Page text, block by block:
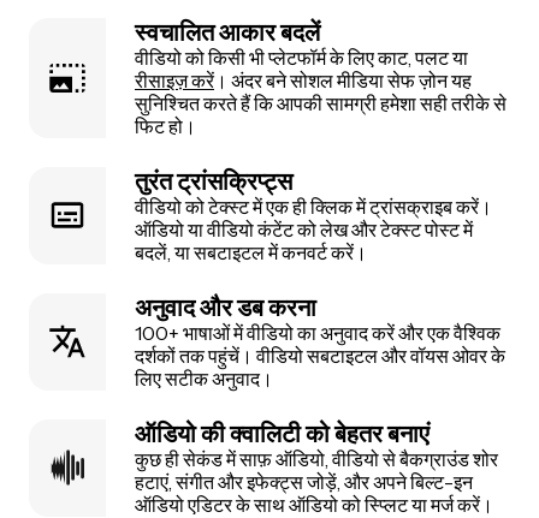
स्वचालित आकार बदलें
वीडियो को किसी भी प्लेटफॉर्म के लिए काट, पलट या
रीसाइज़ करें। अंदर बने सोशल मीडिया सेफ ज़ोन यह
सुनिश्चित करते हैं कि आपकी सामग्री हमेशा सही तरीके से
फिट हो।
तुरंत ट्रांसक्रिप्ट्स
वीडियो को टेक्स्ट में एक ही क्लिक में ट्रांसक्राइब करें।
ऑडियो या वीडियो कंटेंट को लेख और टेक्स्ट पोस्ट में
बदलें, या सबटाइटल में कनवर्ट करें।
अनुवाद और डब करना
100+ भाषाओं में वीडियो का अनुवाद करें और एक वैश्विक
दर्शकों तक पहुंचें। वीडियो सबटाइटल और वॉयस ओवर के
लिए सटीक अनुवाद।
ऑडियो की क्वालिटी को बेहतर बनाएं
कुछ ही सेकंड में साफ़ ऑडियो, वीडियो से बैकग्राउंड शोर
हटाएं, संगीत और इफेक्ट्स जोड़ें, और अपने बिल्ट-इन
ऑडियो एडिटर के साथ ऑडियो को स्प्लिट या मर्ज करें।